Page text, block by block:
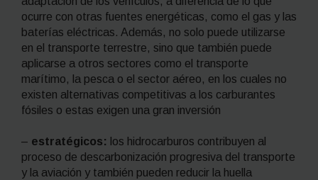
ocurre con otras fuentes energéticas, como el gas y las
baterías eléctricas. Además, no solo puede utilizarse
en el transporte terrestre, sino que también puede
aplicarse a otros sectores como el transporte
marítimo, la pesca o el sector aéreo, en los cuales no
existen alternativas competitivas a los carburantes
fósiles o estas exigen una gran inversión
– estratégicos: los hidrocarburos contribuyen al
proceso de descarbonización progresiva del transporte
y la aviación y también pueden reducir la huella